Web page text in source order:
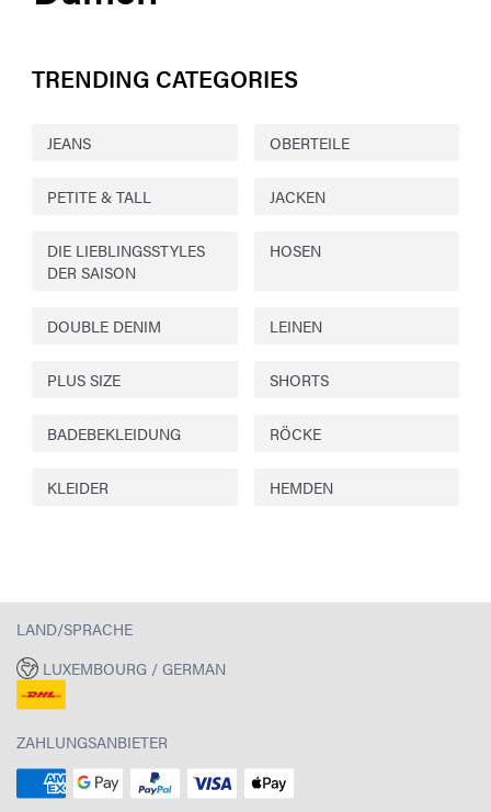
TRENDING CATEGORIES
JEANS OBERTEILE
PETITE & TALL JACKEN
DIE LIEBLINGSSTYLES
DER SAISON
HOSEN
DOUBLE DENIM LEINEN
PLUS SIZE SHORTS
BADEBEKLEIDUNG RÖCKE
KLEIDER HEMDEN
LAND/SPRACHE
LUXEMBOURG / GERMAN
ZAHLUNGSANBIETER